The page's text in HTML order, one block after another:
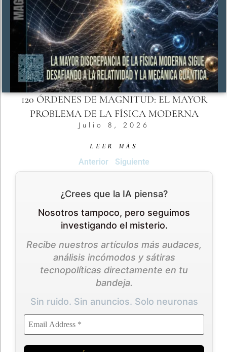
120 ÓRDENES DE MAGNITUD: EL MAYOR
PROBLEMA DE LA FÍSICA MODERNA
Julio 8, 2026
LEER MÁS
Anterior Siguiente
¿Crees que la IA piensa?
Nosotros tampoco, pero seguimos
investigando el misterio.
Recibe nuestros artículos más audaces,
análisis incómodos y sátiras
tecnopolíticas directamente en tu
bandeja.
Sin ruido. Sin anuncios. Solo neuronas